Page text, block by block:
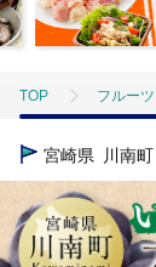
TOP フルーツ
TOP
TOP フルーツ
宮崎県 川南町